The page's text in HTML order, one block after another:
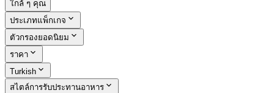
ใกล้ ๆ คุณ
ประเภทแพ็กเกจ
ตัวกรองยอดนิยม
ราคา
Turkish
สไตล์การรับประทานอาหาร